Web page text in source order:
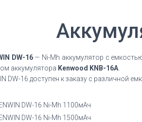
DW-16— Ni-Mh аккумулятор с
аккумулятора Kenwood KNB-16A
DW-16 доступен к заказу с различной
DW-16 Ni-Mh 1100мАч
DW-16 Ni-Mh 1500мАч